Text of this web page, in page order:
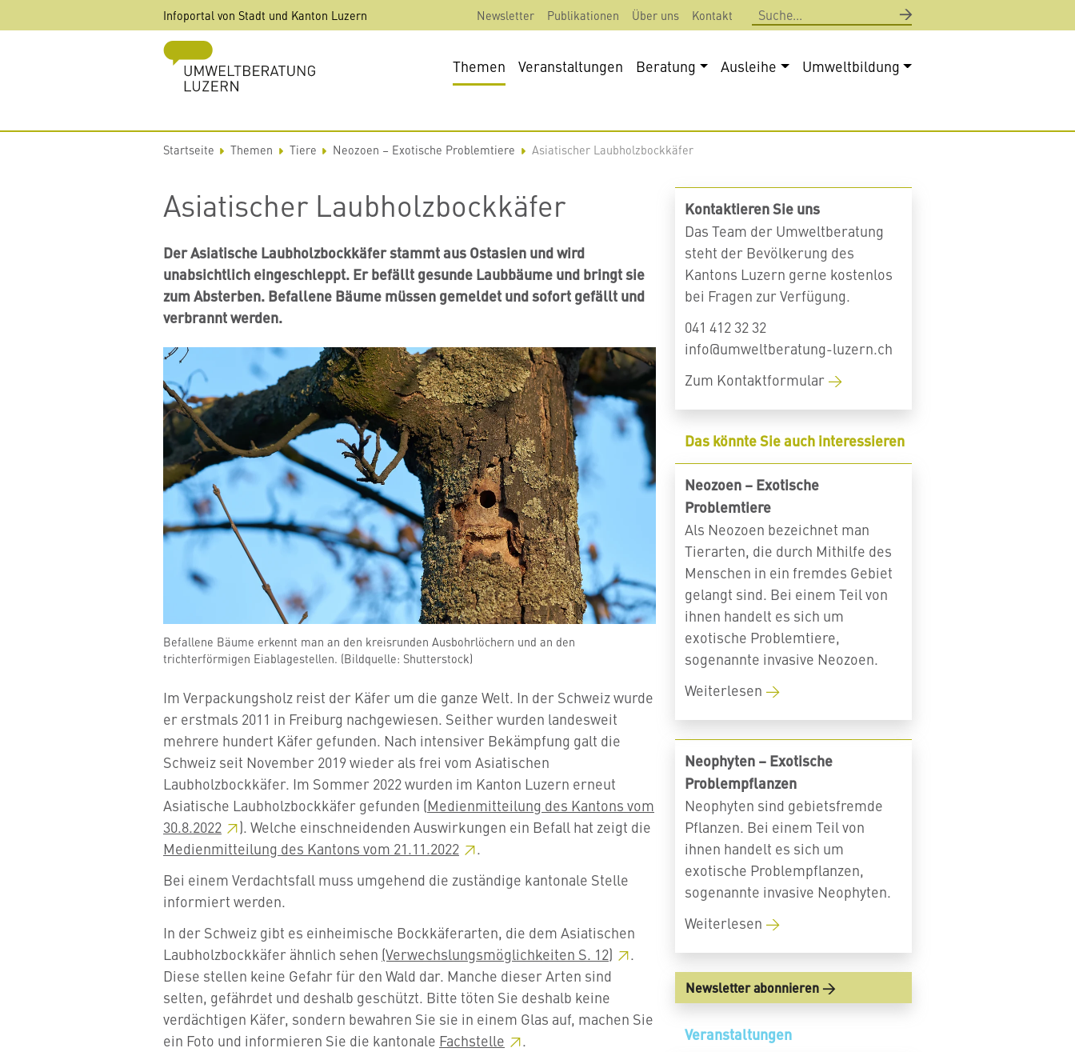
zum
Infoportal von Stadt und Kanton Luzern Newsletter Publikationen Über uns Kontakt Suche
Themen Veranstaltungen Beratung Ausleihe Umweltbildung
Startseite Themen Tiere Neozoen – Exotische Problemtiere Asiatischer Laubholzbockkäfer
Asiatischer Laubholzbockkäfer
Der Asiatische Laubholzbockkäfer stammt aus Ostasien und wird
unabsichtlich eingeschleppt. Er befällt gesunde Laubbäume und bringt sie
zum Absterben. Befallene Bäume müssen gemeldet und sofort gefällt und
verbrannt werden.
Befallene Bäume erkennt man an den kreisrunden Ausbohrlöchern und an den
trichterförmigen Eiablagestellen. (Bildquelle: Shutterstock)
Im Verpackungsholz reist der Käfer um die ganze Welt. In der Schweiz wurde
er erstmals 2011 in Freiburg nachgewiesen. Seither wurden landesweit
mehrere hundert Käfer gefunden. Nach intensiver Bekämpfung galt die
Schweiz seit November 2019 wieder als frei vom Asiatischen
Laubholzbockkäfer. Im Sommer 2022 wurden im Kanton Luzern erneut
Asiatische Laubholzbockkäfer gefunden (Medienmitteilung des Kantons vom
30.8.2022
). Welche einschneidenden Auswirkungen ein Befall hat zeigt die
Medienmitteilung des Kantons vom 21.11.2022
.
Bei einem Verdachtsfall muss umgehend die zuständige kantonale Stelle
informiert werden.
In der Schweiz gibt es einheimische Bockkäferarten, die dem Asiatischen
Laubholzbockkäfer ähnlich sehen (Verwechslungsmöglichkeiten S. 12)
.
Diese stellen keine Gefahr für den Wald dar. Manche dieser Arten sind
selten, gefährdet und deshalb geschützt. Bitte töten Sie deshalb keine
verdächtigen Käfer, sondern bewahren Sie sie in einem Glas auf, machen Sie
ein Foto und informieren Sie die kantonale Fachstelle .
Kontaktieren Sie uns
Das Team der Umweltberatung
steht der Bevölkerung des
Kantons Luzern gerne kostenlos
bei Fragen zur Verfügung.
041 412 32 32
info@umweltberatung-luzern.ch
Zum Kontaktformular
Das könnte Sie auch interessieren
Neozoen – Exotische
Problemtiere
Als Neozoen bezeichnet man
Tierarten, die durch Mithilfe des
Menschen in ein fremdes Gebiet
gelangt sind. Bei einem Teil von
ihnen handelt es sich um
exotische Problemtiere,
sogenannte invasive Neozoen.
Weiterlesen
Neophyten – Exotische
Problempflanzen
Neophyten sind gebietsfremde
Pflanzen. Bei einem Teil von
ihnen handelt es sich um
exotische Problempflanzen,
sogenannte invasive Neophyten.
Weiterlesen
Newsletter abonnieren
Veranstaltungen